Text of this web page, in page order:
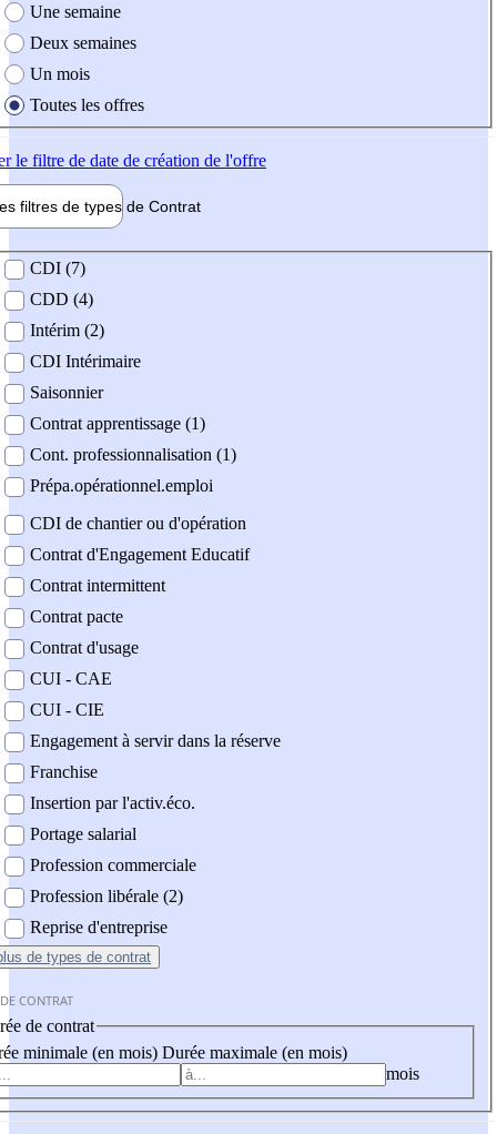
Une semaine
Deux semaines
Un mois
Toutes les offres
le filtre de date de création de l'offre
filtres de types de Contrat
contrat
CDI (7)
CDD (4)
Intérim (2)
CDI Intérimaire
Saisonnier
Contrat apprentissage (1)
Cont. professionnalisation (1)
Prépa.opérationnel.emploi
CDI de chantier ou d'opération
Contrat d'Engagement Educatif
Contrat intermittent
Contrat pacte
Contrat d'usage
CUI - CAE
CUI - CIE
Engagement à servir dans la réserve
Franchise
Insertion par l'activ.éco.
Portage salarial
Profession commerciale
Profession libérale (2)
Reprise d'entreprise
de types de contrat
CONTRAT
de contrat
minimale (en mois) Durée maximale (en mois)
mois